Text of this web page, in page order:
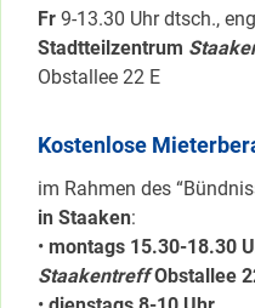
Fr 9-13.30 Uhr dtsch.,
Stadtteilzentrum
Obstallee 22 E
Kostenlose
im Rahmen des
in Staaken:
• montags 15.30-18.30
Staakentreff Obstallee